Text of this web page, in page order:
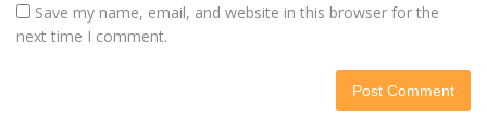
Save my name, email, and website in this browser for the
next time I comment.